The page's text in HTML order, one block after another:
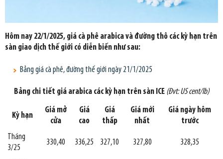
Hôm nay 22/1/2025, giá cà phê arabica và đường thô các kỳ hạn trên
sàn giao dịch thế giới có diễn biến như sau:
Bảng giá cà phê, đường thế giới ngày 21/1/2025
Bảng chi tiết giá arabica các kỳ hạn trên sàn ICE (Đvt: US cent/lb)
Kỳ hạn
Giá mở
cửa
Giá
cao
Giá
thấp
Giá mới
nhất
Giá ngày hôm
trước
Tháng
3/25
330,40 336,25 327,10 327,80 328,35